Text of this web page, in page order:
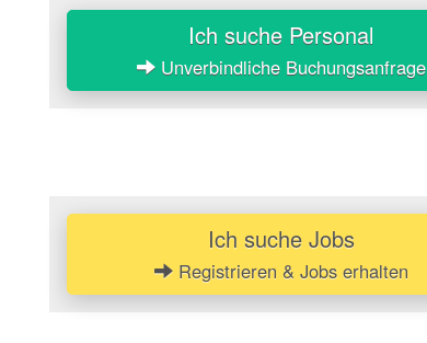
Ich suche Personal
Unverbindliche Buchungsanfrage
Ich suche Jobs
Registrieren & Jobs erhalten